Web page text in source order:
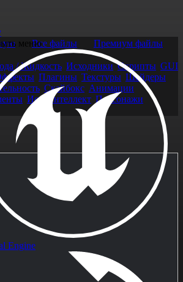
меню
Engine
Все файлы
Премиум файлы
/ Жидкость Исходники Скрипты GUI
Плагины Текстуры Шейдеры
Скайбокс Анимации
Иск. интеллект Персонажи